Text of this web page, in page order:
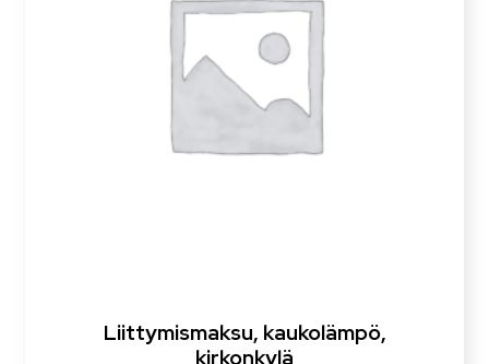
Liittymismaksu, kaukolämpö,
kirkonkylä